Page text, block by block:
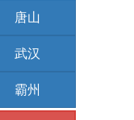
霸州
武汉
唐山